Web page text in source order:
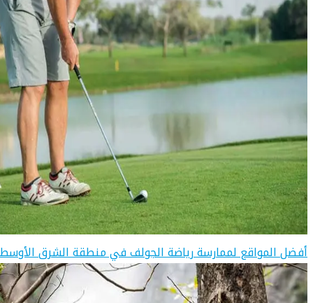
أفضل المواقع لممارسة رياضة الجولف في منطقة الشرق الأوسط